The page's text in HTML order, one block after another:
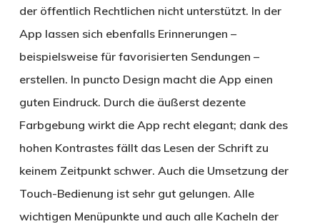
der öffentlich Rechtlichen nicht unterstützt. In der
App lassen sich ebenfalls Erinnerungen –
beispielsweise für favorisierten Sendungen –
erstellen. In puncto Design macht die App einen
guten Eindruck. Durch die äußerst dezente
Farbgebung wirkt die App recht elegant; dank des
hohen Kontrastes fällt das Lesen der Schrift zu
keinem Zeitpunkt schwer. Auch die Umsetzung der
Touch-Bedienung ist sehr gut gelungen. Alle
wichtigen Menüpunkte und auch alle Kacheln der